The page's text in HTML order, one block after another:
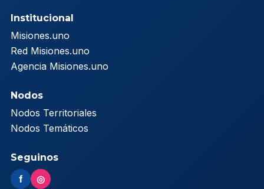
Institucional
Misiones.uno
Red Misiones.uno
Agencia Misiones.uno
Nodos
Nodos Territoriales
Nodos Temáticos
Seguinos
f ◎